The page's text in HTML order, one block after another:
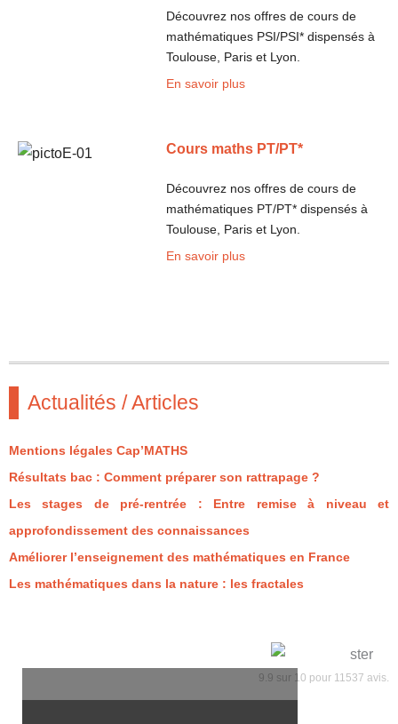
Découvrez nos offres de cours de
mathématiques PSI/PSI* dispensés à
Toulouse, Paris et Lyon.
En savoir plus
Cours maths PT/PT*
Découvrez nos offres de cours de
mathématiques PT/PT* dispensés à
Toulouse, Paris et Lyon.
En savoir plus
Actualités / Articles
Mentions légales Cap’MATHS
Résultats bac : Comment préparer son rattrapage ?
Les stages de pré-rentrée : Entre remise à niveau et
approfondissement des connaissances
Améliorer l’enseignement des mathématiques en France
Les mathématiques dans la nature : les fractales
9.9 sur 10 pour 11537 avis.